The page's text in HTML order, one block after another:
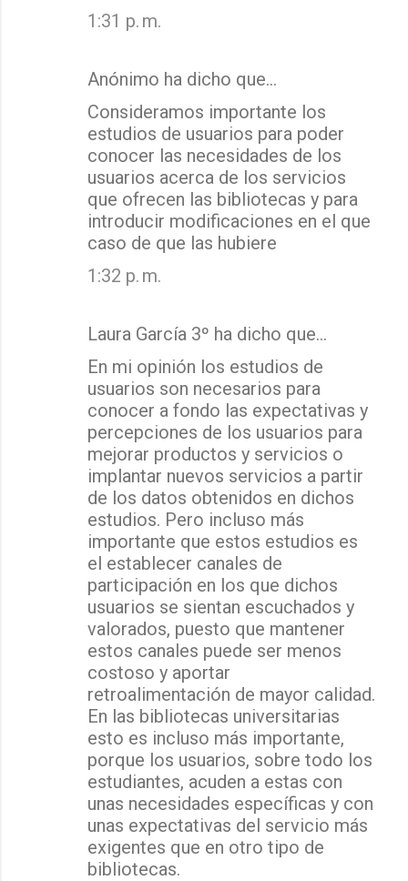
1:31 p. m.
Anónimo ha dicho que…
Consideramos importante los
estudios de usuarios para poder
conocer las necesidades de los
usuarios acerca de los servicios
que ofrecen las bibliotecas y para
introducir modificaciones en el que
caso de que las hubiere
1:32 p. m.
Laura García 3º ha dicho que…
En mi opinión los estudios de
usuarios son necesarios para
conocer a fondo las expectativas y
percepciones de los usuarios para
mejorar productos y servicios o
implantar nuevos servicios a partir
de los datos obtenidos en dichos
estudios. Pero incluso más
importante que estos estudios es
el establecer canales de
participación en los que dichos
usuarios se sientan escuchados y
valorados, puesto que mantener
estos canales puede ser menos
costoso y aportar
retroalimentación de mayor calidad.
En las bibliotecas universitarias
esto es incluso más importante,
porque los usuarios, sobre todo los
estudiantes, acuden a estas con
unas necesidades específicas y con
unas expectativas del servicio más
exigentes que en otro tipo de
bibliotecas.